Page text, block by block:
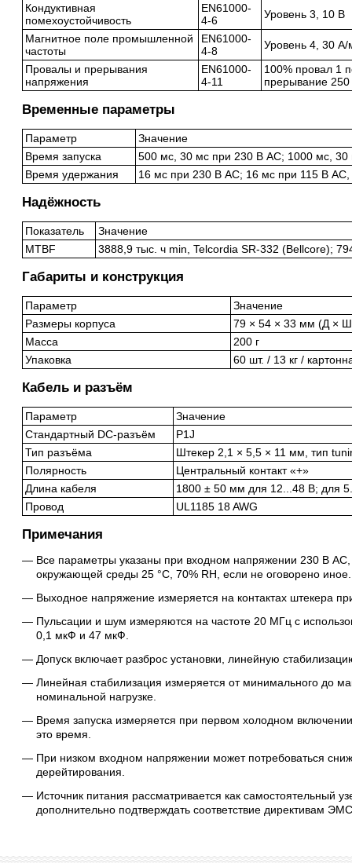
Кондуктивная
помехоустойчивость
EN61000-
4-6
Уровень 3, 10 В
Магнитное поле промышленной
частоты
EN61000-
4-8
Уровень 4, 30 А/
Провалы и прерывания
напряжения
EN61000-
4-11
100% провал 1
прерывание
Временные параметры
Параметр
Значение
Время запуска
500 мс, 30 мс при 230 В AC; 1000 мс, 30
Время удержания
16 мс при 230 В AC; 16 мс при 115 В AC,
Надёжность
Показатель
Значение
MTBF
3888,9 тыс. ч min, Telcordia SR-332 (Bellcore);
Габариты и конструкция
Параметр
Значение
Размеры корпуса
79 × 54 × 33 мм (Д ×
Масса
200 г
Упаковка
60 шт. / 13 кг /
Кабель и разъём
Параметр
Значение
Стандартный DC-разъём
P1J
Тип разъёма
Штекер 2,1 × 5,5 × 11 мм, тип
Полярность
Центральный контакт «+»
Длина кабеля
1800 ± 50 мм для 12...48 В; для
Провод
UL1185 18 AWG
Примечания
Все параметры указаны при входном напряжении 230 В
окружающей среды 25 °C, 70% RH, если не оговорено иное.
Выходное напряжение измеряется на контактах штекера
Пульсации и шум измеряются на частоте 20 МГц с
0,1 мкФ и 47 мкФ.
Допуск включает разброс установки, линейную
Линейная стабилизация измеряется от минимального до
номинальной нагрузке.
Время запуска измеряется при первом холодном
это время.
При низком входном напряжении может потребоваться
дерейтирования.
Источник питания рассматривается как самостоятельный
дополнительно подтверждать соответствие директивам